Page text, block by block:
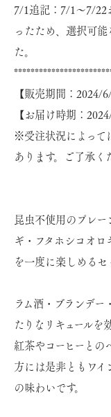
7/1追記：7/1～7/22
ったため、選択可
た。
【販売期間：2024/
【お届け時期：
※受注状況によって
あります。ご了承く
昆虫不使用のプレ
ギ・フタホシコオ
を一度に楽しめるセ
ラム酒・ブランデー
たりなリキュールを
紅茶やコーヒーとの
方には是非ともワ
の味わいです。